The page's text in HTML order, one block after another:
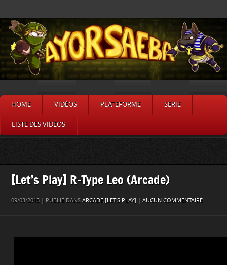
HOME VIDÉOS PLATEFORME SERIE
LISTE DES VIDÉOS
[Let’s Play] R-Type Leo (Arcade)
09/03/2015 | PUBLIÉ DANS ARCADE,[LET'S PLAY] AUCUN COMMENTAIRE.